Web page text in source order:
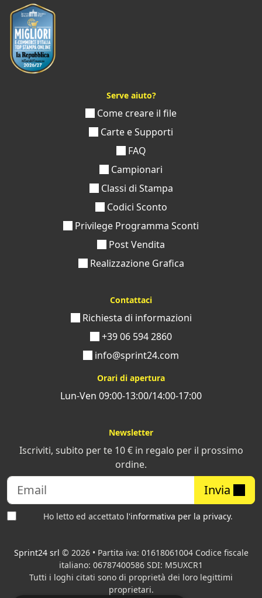
Serve aiuto?
Come creare il file
Carte e Supporti
FAQ
Campionari
Classi di Stampa
Codici Sconto
Privilege Programma Sconti
Post Vendita
Realizzazione Grafica
Contattaci
Richiesta di informazioni
+39 06 594 2860
info@sprint24.com
Orari di apertura
Lun-Ven 09:00-13:00/14:00-17:00
Newsletter
Iscriviti, subito per te 10 € in regalo per il prossimo
ordine.
Invia
Ho letto ed accettato l'informativa per la privacy.
Sprint24 srl © 2026 • Partita iva: 01618061004 Codice fiscale
italiano: 06787400586 SDI: M5UXCR1
Tutti i loghi citati sono di proprietà dei loro legittimi
proprietari.